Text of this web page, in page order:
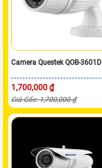
Camera Questek QOB-3601D
1,700,000 ₫
Giá Gốc: 1,700,000 ₫